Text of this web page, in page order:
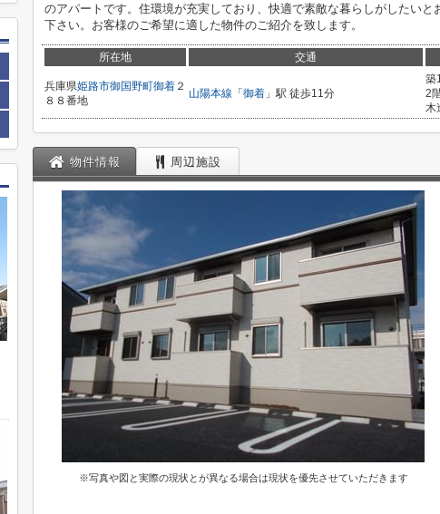
のアパートです。住環境が充実しており、快適で素敵な暮らしがしたい
下さい。お客様のご希望に適した物件のご紹介を致します。
所在地 交通
兵庫県姫路市御国野町御着 ２
８８番地
山陽本線 「 御着 」駅 徒歩11分
築
2
木
物件情報 周辺施設
※写真や図と実際の現状とが異なる場合は現状を優先させていただきます